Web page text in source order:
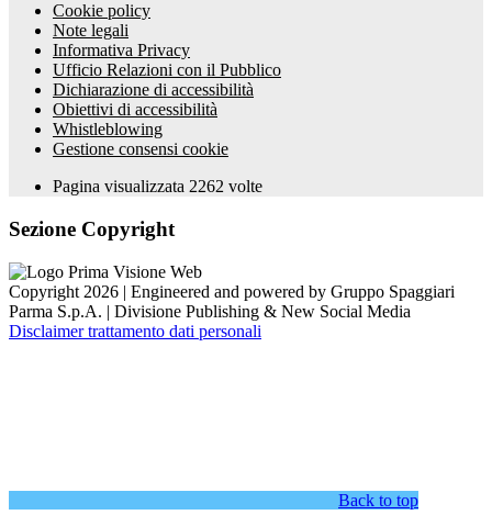
Cookie policy
Note legali
Informativa Privacy
Ufficio Relazioni con il Pubblico
Dichiarazione di accessibilità
Obiettivi di accessibilità
Whistleblowing
Gestione consensi cookie
Pagina visualizzata 2262 volte
Sezione Copyright
Copyright 2026 | Engineered and powered by Gruppo Spaggiari
Parma S.p.A. | Divisione Publishing & New Social Media
Disclaimer trattamento dati personali
Back to top